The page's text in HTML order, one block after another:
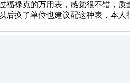
福禄克的万用表，感觉很不错，
后换了单位也建议配这种表，本